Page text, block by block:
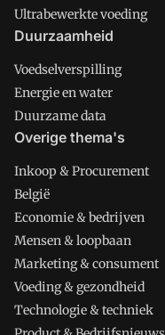
Ultrabewerkte voeding
Duurzaamheid
Voedselverspilling
Energie en water
Duurzame data
Overige thema's
Inkoop & Procurement
België
Economie & bedrijven
Mensen & loopbaan
Marketing & consument
Voeding & gezondheid
Technologie & techniek